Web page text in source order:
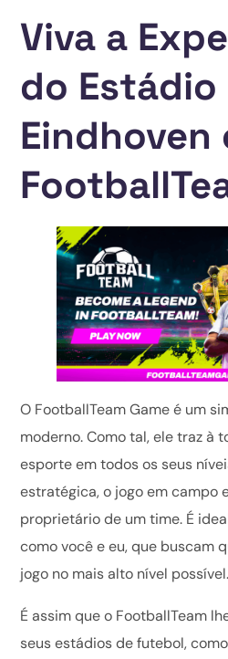
Viva a
do Estádio
Eindhoven
O FootballTeam Game é um
moderno. Como tal, ele traz à
esporte em todos os seus
estratégica, o jogo em campo
proprietário de um time. É
como você e eu, que buscam
jogo no mais alto nível possível.
É assim que o FootballTeam
seus estádios de futebol,